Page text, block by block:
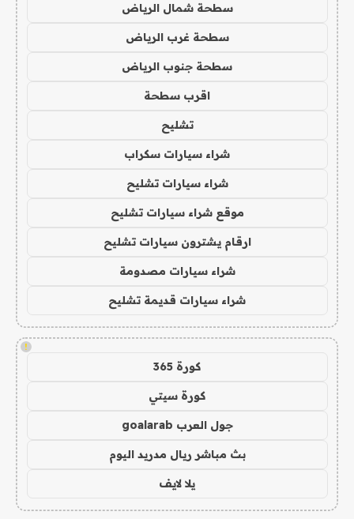
سطحة شمال الرياض
سطحة غرب الرياض
سطحة جنوب الرياض
اقرب سطحة
تشليح
شراء سيارات سكراب
شراء سيارات تشليح
موقع شراء سيارات تشليح
ارقام يشترون سيارات تشليح
شراء سيارات مصدومة
شراء سيارات قديمة تشليح
!
كورة 365
كورة سيتي
جول العرب goalarab
بث مباشر ريال مدريد اليوم
يلا لايف